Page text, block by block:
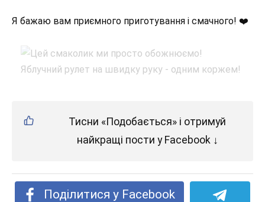
Я бажаю вам приємного приготування і смачного! ❤️
Тисни «Подобається» і отримуй
найкращі пости у Facebook ↓
Поділитися у Facebook